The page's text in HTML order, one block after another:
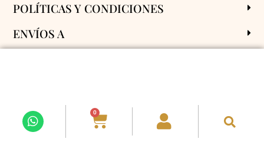
0
POLÍTICAS Y CONDICIONES
ENVÍOS A